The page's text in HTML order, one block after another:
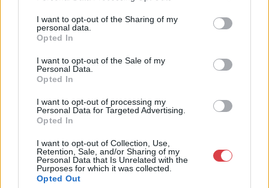
I want to opt-out of the Sharing of my
personal data.
Opted In
I want to opt-out of the Sale of my
Personal Data.
Opted In
I want to opt-out of processing my
Personal Data for Targeted Advertising.
Opted In
I want to opt-out of Collection, Use,
Retention, Sale, and/or Sharing of my
Personal Data that Is Unrelated with the
Purposes for which it was collected.
Opted Out
KAPCSOLÓDÓ MŰTÁRGYAK